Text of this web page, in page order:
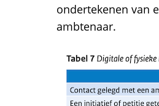
ondertekenen van
ambtenaar.